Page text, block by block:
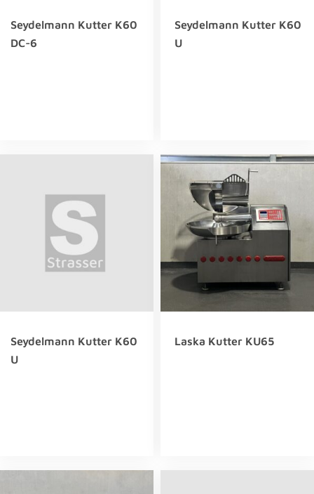
Seydelmann Kutter K60
DC-6
Seydelmann Kutter K60
U
Seydelmann Kutter K60
U
Laska Kutter KU65